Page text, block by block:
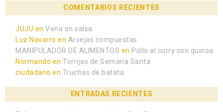
COMENTARIOS RECIENTES
JUJU enVena en salsa
Luz Navarro en Arvejas compuestas
MANIPULADOR DE ALIMENTOS en Pollo al curry con quinoa
Normando enTorrijas de Semana Santa
ciudadano en Truchas de batata
ENTRADAS RECIENTES